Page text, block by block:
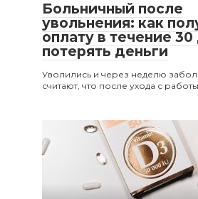
Больничный после
увольнения: как
оплату в течение
потерять деньги
Уволились и через неделю
считают, что после ухода с